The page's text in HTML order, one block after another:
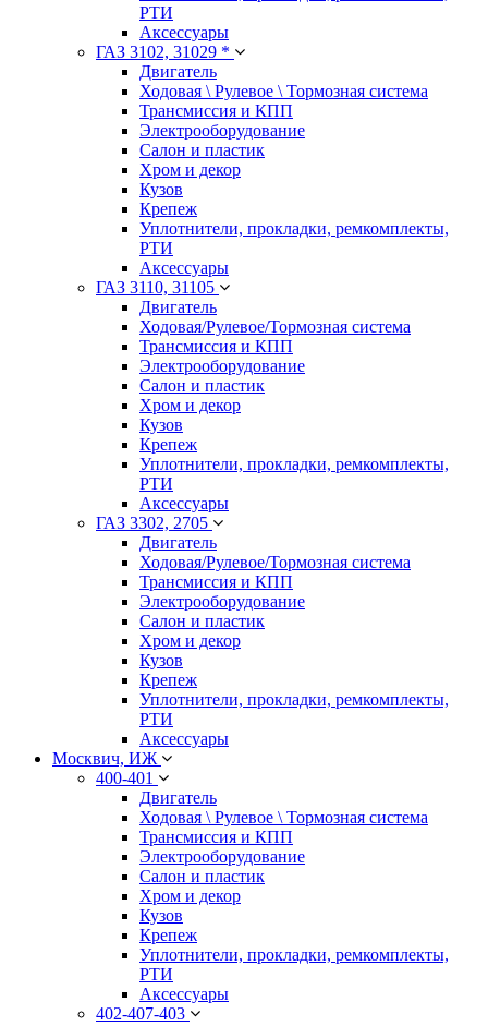
РТИ
Аксессуары
ГАЗ 3102, 31029 *
Двигатель
Ходовая \ Рулевое \ Тормозная система
Трансмиссия и КПП
Электрооборудование
Салон и пластик
Хром и декор
Кузов
Крепеж
Уплотнители, прокладки, ремкомплекты,
РТИ
Аксессуары
ГАЗ 3110, 31105
Двигатель
Ходовая/Рулевое/Тормозная система
Трансмиссия и КПП
Электрооборудование
Салон и пластик
Хром и декор
Кузов
Крепеж
Уплотнители, прокладки, ремкомплекты,
РТИ
Аксессуары
ГАЗ 3302, 2705
Двигатель
Ходовая/Рулевое/Тормозная система
Трансмиссия и КПП
Электрооборудование
Салон и пластик
Хром и декор
Кузов
Крепеж
Уплотнители, прокладки, ремкомплекты,
РТИ
Аксессуары
Москвич, ИЖ
400-401
Двигатель
Ходовая \ Рулевое \ Тормозная система
Трансмиссия и КПП
Электрооборудование
Салон и пластик
Хром и декор
Кузов
Крепеж
Уплотнители, прокладки, ремкомплекты,
РТИ
Аксессуары
402-407-403